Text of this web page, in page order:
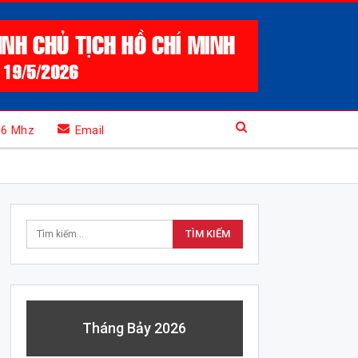
Mhz Email
Tháng Bảy 2026